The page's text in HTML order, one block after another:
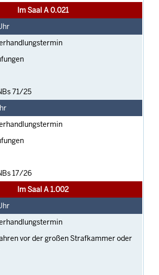
Im Saal A 0.021
71/25
17/26
Im Saal A 1.002
vor der großen Strafkammer oder